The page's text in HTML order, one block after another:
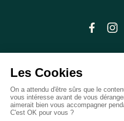
© LN CARE
Politique de